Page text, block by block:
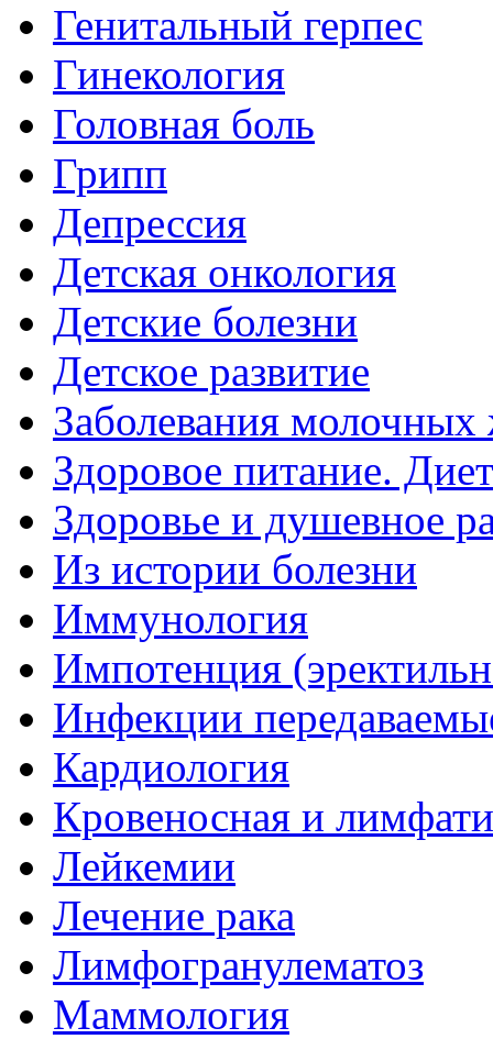
Генитальный герпес
Гинекология
Головная боль
Грипп
Депрессия
Детская онкология
Детские болезни
Детское развитие
Заболевания молочных
Здоровое питание.
Здоровье и душевное
Из истории болезни
Иммунология
Импотенция
Инфекции
Кардиология
Кровеносная и
Лейкемии
Лечение рака
Лимфогранулематоз
Маммология